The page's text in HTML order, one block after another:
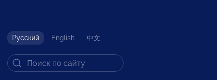
Русский English 中文